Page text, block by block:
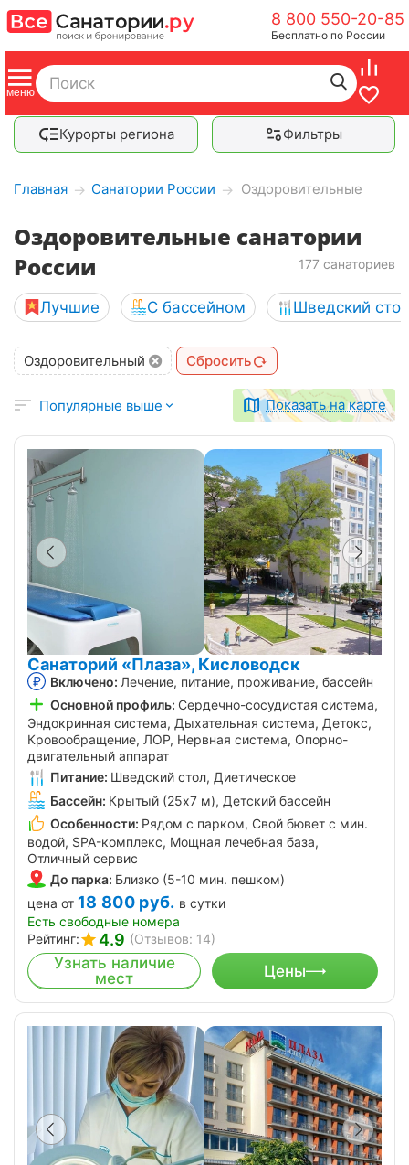
8 800 550-20-85
Бесплатно по России
Курорты региона Фильтры
Главная → Санатории России → Оздоровительные
Оздоровительные санатории
России
177 санаториев
Лучшие С бассейном Шведский стол
Оздоровительный Сбросить
Популярные выше Показать на карте
Санаторий «Плаза», Кисловодск
Включено: Лечение, питание, проживание, бассейн
Основной профиль: Сердечно-сосудистая система,
Эндокринная система, Дыхательная система, Детокс,
Кровообращение, ЛОР, Нервная система, Опорно-
двигательный аппарат
Питание: Шведский стол, Диетическое
Бассейн: Крытый (25х7 м), Детский бассейн
Особенности: Рядом с парком, Свой бювет с мин.
водой, SPA-комплекс, Мощная лечебная база,
Отличный сервис
До парка: Близко (5-10 мин. пешком)
цена от 18 800 руб. в сутки
Есть свободные номера
Рейтинг:
4.9 (Отзывов: 14)
Узнать наличие
мест
Цены